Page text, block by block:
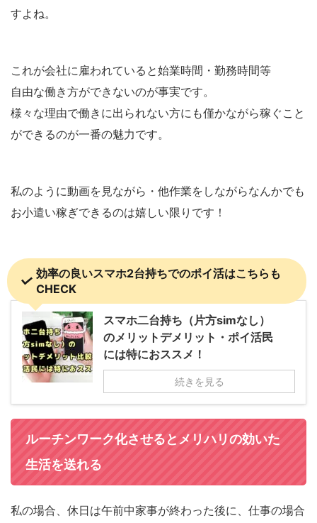
すよね。
これが会社に雇われていると始業時間・勤務時間等
自由な働き方ができないのが事実です。
様々な理由で働きに出られない方にも僅かながら稼ぐこと
ができるのが一番の魅力です。
私のように動画を見ながら・他作業をしながらなんかでも
お小遣い稼ぎできるのは嬉しい限りです！
効率の良いスマホ2台持ちでのポイ活はこちらも
CHECK
スマホ二台持ち（片方simなし）
のメリットデメリット・ポイ活民
には特におススメ！
続きを見る
ルーチンワーク化させるとメリハリの効いた
生活を送れる
私の場合、休日は午前中家事が終わった後に、仕事の場合